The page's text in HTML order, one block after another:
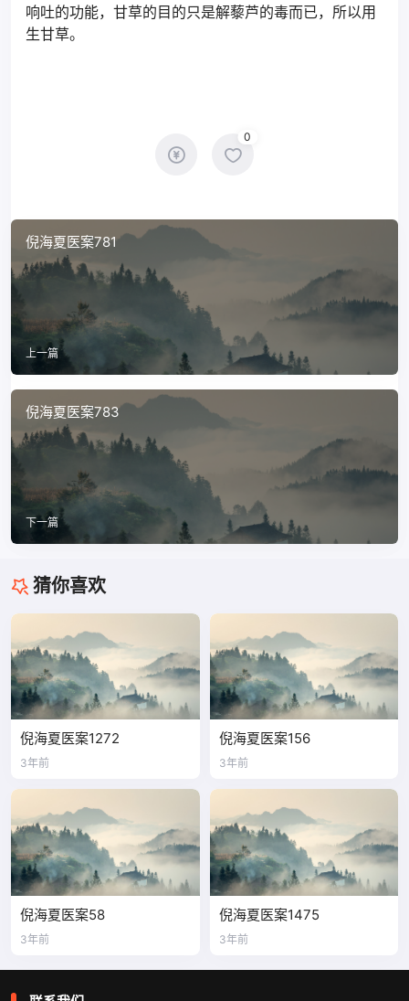
响吐的功能，甘草的目的只是解藜芦的毒而已，所以用
生甘草。
0
倪海夏医案781
上一篇
倪海夏医案783
下一篇
猜你喜欢
倪海夏医案1272
3年前
倪海夏医案156
3年前
倪海夏医案58
3年前
倪海夏医案1475
3年前